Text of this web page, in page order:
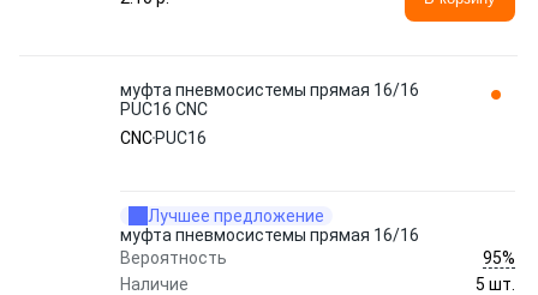
муфта пневмосистемы прямая 16/16
PUC16 CNC
CNC PUC16
Лучшее предложение
муфта пневмосистемы прямая 16/16
Вероятность
95%
Наличие
5 шт.